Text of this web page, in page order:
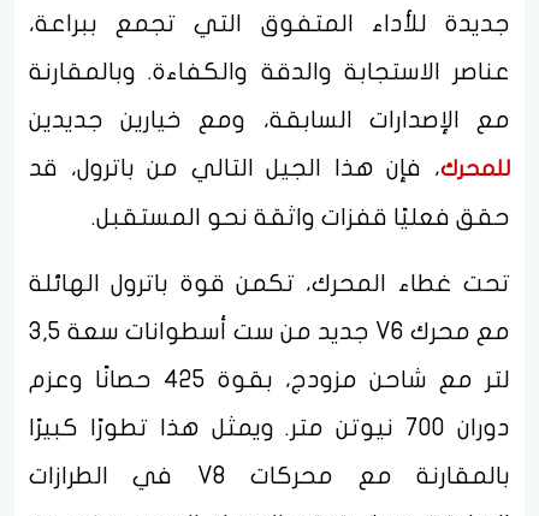
جديدة للأداء المتفوق التي تجمع ببراعة،
عناصر الاستجابة والدقة والكفاءة. وبالمقارنة
مع الإصدارات السابقة، ومع خيارين جديدين
للمحرك، فإن هذا الجيل التالي من باترول، قد
حقق فعليًا قفزات واثقة نحو المستقبل.
تحت غطاء المحرك، تكمن قوة باترول الهائلة
مع محرك V6 جديد من ست أسطوانات سعة 3,5
لتر مع شاحن مزودج، بقوة 425 حصانًا وعزم
دوران 700 نيوتن متر. ويمثل هذا تطورًا كبيرًا
بالمقارنة مع محركات V8 في الطرازات